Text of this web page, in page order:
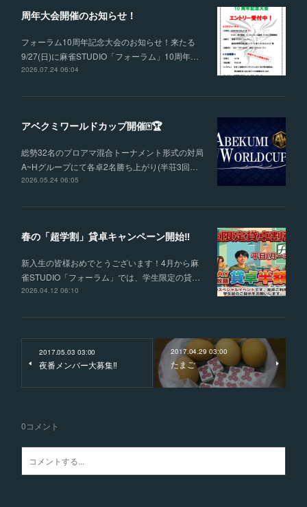
周年大会開催のお知らせ！
フォーラム10周年記念大会のお知らせ！来たる
9/27(日)に麻雀STUDIO「フォーラム」10周年…
2026.07.24 06:04
アベクミワールドカップ開催🀄🏆
総勢32名のプロアマ混合トーナメント形式の対局
A~Hグループにて各卓2名勝ち上がり(半荘3回…
2026.05.24 06:05
春の「超学割」貸卓キャンペーン開始‼
新入生の皆様おめでとうございます！4月から麻
雀STUDIO「フォーラム」では、学生限定の貸…
2026.04.12 06:10
2017.05.03 03:00
夜番メンバー大募集‼️
2017.04.29 03:00
たまご
0コメント